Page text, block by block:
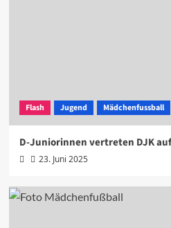
Flash Jugend Mädchenfussball
D-Juniorinnen vertreten DJK
23. Juni 2025